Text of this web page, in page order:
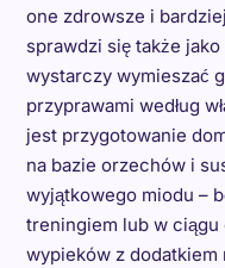
one zdrowsze i
sprawdzi się także jako
wystarczy wymieszać
przyprawami według
jest przygotowanie
na bazie orzechów i
wyjątkowego miodu –
treningiem lub w ciągu
wypieków z dodatkiem